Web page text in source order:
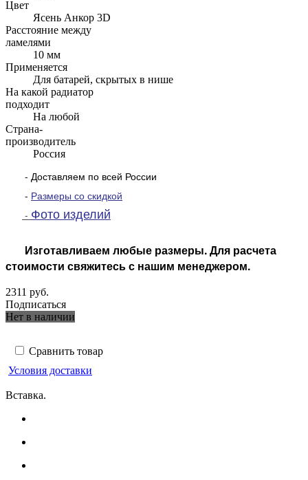
Цвет
Ясень Анкор 3D
Расстояние между
ламелями
10 мм
Применяется
Для батарей, скрытых в нише
На какой радиатор
подходит
На любой
Страна-
производитель
Россия
- Доставляем по всей России
- Размеры со скидкой
- Фото изделий
Изготавливаем любые размеры. Для расчета
стоимости свяжитесь с нашим менеджером.
2311 руб.
Подписаться
Нет в наличии
Сравнить товар
Условия доставки
Вставка.